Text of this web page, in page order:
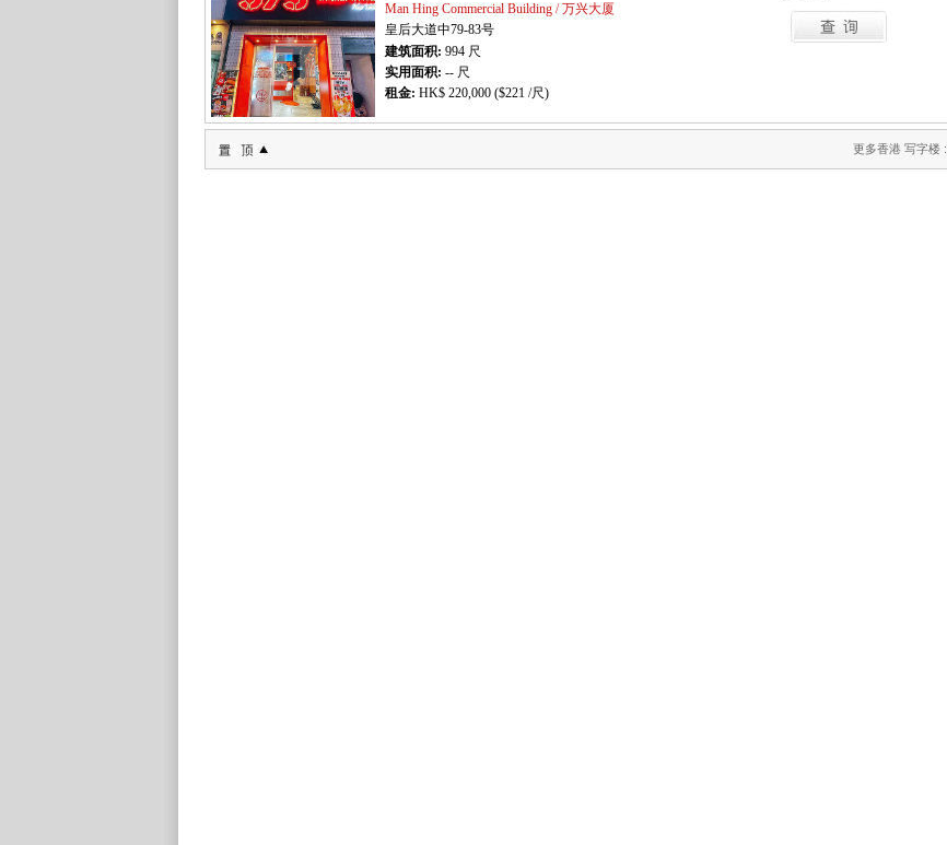
Man Hing Commercial Building / 万兴大厦
皇后大道中79-83号
建筑面积: 994 尺
实用面积: -- 尺
租金: HK$ 220,000 ($221 /尺)
更多香港 写字楼 :